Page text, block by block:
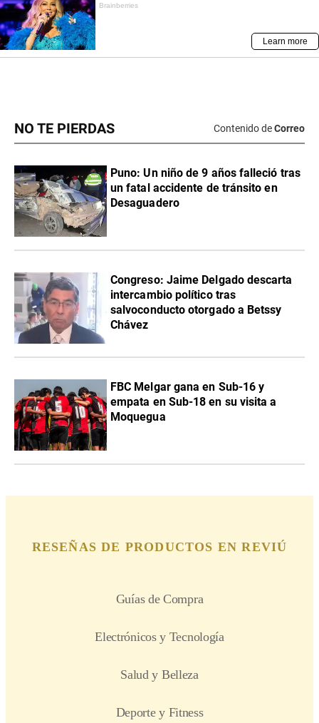
NO TE PIERDAS Contenido deCorreo
Puno: Un niño de 9 años falleció tras
un fatal accidente de tránsito en
Desaguadero
Congreso: Jaime Delgado descarta
intercambio político tras
salvoconducto otorgado a Betssy
Chávez
FBC Melgar gana en Sub-16 y
empata en Sub-18 en su visita a
Moquegua